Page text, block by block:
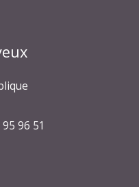
96 51